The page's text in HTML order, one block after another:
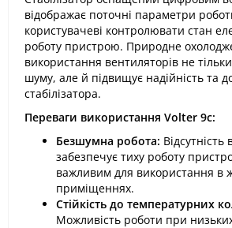
відображає поточні параметри
користувачеві контролювати стан
роботу пристрою. Природне
використання вентиляторів не
шуму, але й підвищує надійність та
стабілізатора.
Переваги використання Volter 9с:
Безшумна робота: Відсутність
забезпечує тиху роботу
важливим для використання в
приміщеннях.
Стійкість до температурних
Можливість роботи при